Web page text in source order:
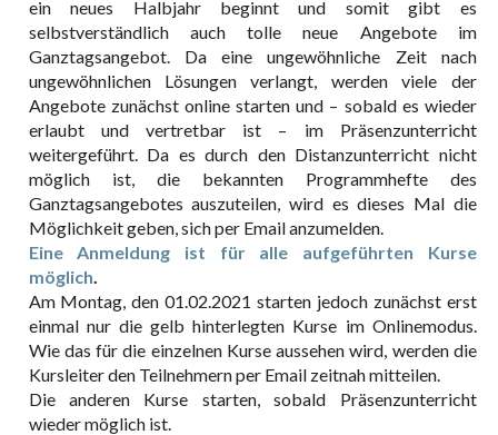
ein neues Halbjahr beginnt und somit gibt es
selbstverständlich auch tolle neue Angebote im
Ganztagsangebot. Da eine ungewöhnliche Zeit nach
ungewöhnlichen Lösungen verlangt, werden viele der
Angebote zunächst online starten und – sobald es wieder
erlaubt und vertretbar ist – im Präsenzunterricht
weitergeführt. Da es durch den Distanzunterricht nicht
möglich ist, die bekannten Programmhefte des
Ganztagsangebotes auszuteilen, wird es dieses Mal die
Möglichkeit geben, sich per Email anzumelden.
Eine Anmeldung ist für alle aufgeführten Kurse
möglich.
Am Montag, den 01.02.2021 starten jedoch zunächst erst
einmal nur die gelb hinterlegten Kurse im Onlinemodus.
Wie das für die einzelnen Kurse aussehen wird, werden die
Kursleiter den Teilnehmern per Email zeitnah mitteilen.
Die anderen Kurse starten, sobald Präsenzunterricht
wieder möglich ist.